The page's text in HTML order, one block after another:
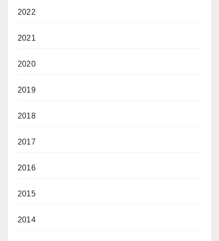
2022
2021
2020
2019
2018
2017
2016
2015
2014